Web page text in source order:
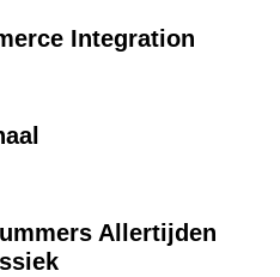
Integration
Allertijden